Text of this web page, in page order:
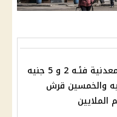
حقيقة طرح عملات معدنية فئـه 2 و 5 جنيه
والخمسين قرش